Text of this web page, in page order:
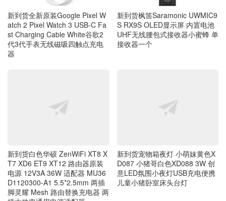
新到货全新原装Google Pixel W
atch 2 Pixel Watch 3 USB-C Fa
st Charging Cable White谷歌2
代3代手表无线磁吸四触点充电
器
新到货枫笛Saramonic UWMIC9
S RX9S OLED显示屏 内置电池
UHF无线腰包式接收器小蜜蜂 单
接收器一个
T7 XD6 ET9 XT12 路由器原装
电源 12V3A 36W 适配器 MU36
D1120300-A1 5.5*2.5mm 两插
脚灵耀 Mesh 路由替换充电器 两
插大功率通用电源适配器
D087 小猪哥白色XD088 3W 创
意LED氛围小夜灯USB充电便携
儿童小猪卧室床头台灯